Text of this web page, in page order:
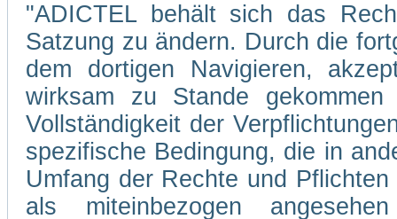
"ADICTEL behält sich das
Satzung zu ändern. Durch die
dem dortigen Navigieren,
wirksam zu Stande
Vollständigkeit der
spezifische Bedingung, die in
Umfang der Rechte und
als miteinbezogen